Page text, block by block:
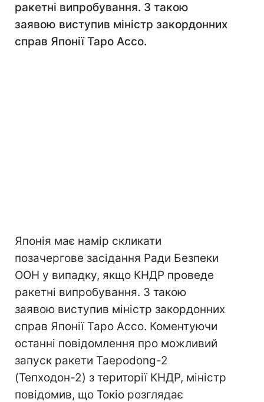
ракетні випробування. З такою
заявою виступив міністр закордонних
справ Японії Таро Ассо.
Японія має намір скликати
позачергове засідання Ради Безпеки
ООН у випадку, якщо КНДР проведе
ракетні випробування. З такою
заявою виступив міністр закордонних
справ Японії Таро Ассо. Коментуючи
останні повідомлення про можливий
запуск ракети Taepodong-2
(Тепходон-2) з території КНДР, міністр
повідомив, що Токіо розглядає